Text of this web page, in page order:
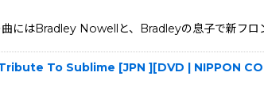
にはBradley Nowellと、Bradleyの息子で新フ
To Sublime [JPN ][DVD | NIPPON